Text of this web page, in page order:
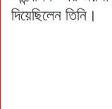
দিয়েছিলেন তিনি।